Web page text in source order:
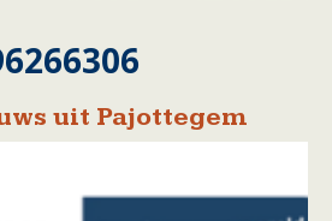
uit Pajottegem